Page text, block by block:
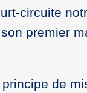
circuite
premier
de